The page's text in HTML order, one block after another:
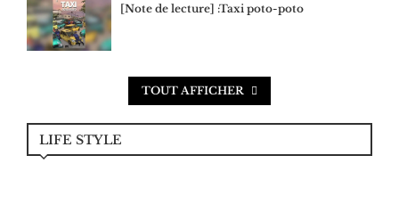
[Note de lecture] :Taxi poto-poto
TOUT AFFICHER
LIFE STYLE